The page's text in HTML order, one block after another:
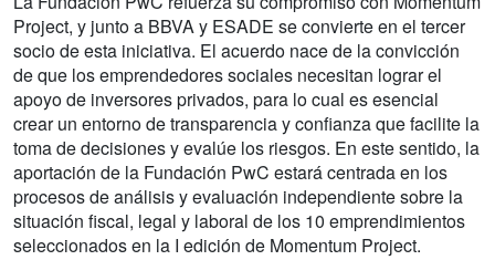
Project, y junto a BBVA y ESADE se convierte en el tercer
socio de esta iniciativa. El acuerdo nace de la convicción
de que los emprendedores sociales necesitan lograr el
apoyo de inversores privados, para lo cual es esencial
crear un entorno de transparencia y confianza que facilite la
toma de decisiones y evalúe los riesgos. En este sentido, la
aportación de la Fundación PwC estará centrada en los
procesos de análisis y evaluación independiente sobre la
situación fiscal, legal y laboral de los 10 emprendimientos
seleccionados en la I edición de Momentum Project.